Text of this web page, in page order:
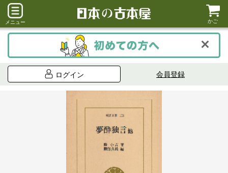
メニュー かご
ログイン 会員登録